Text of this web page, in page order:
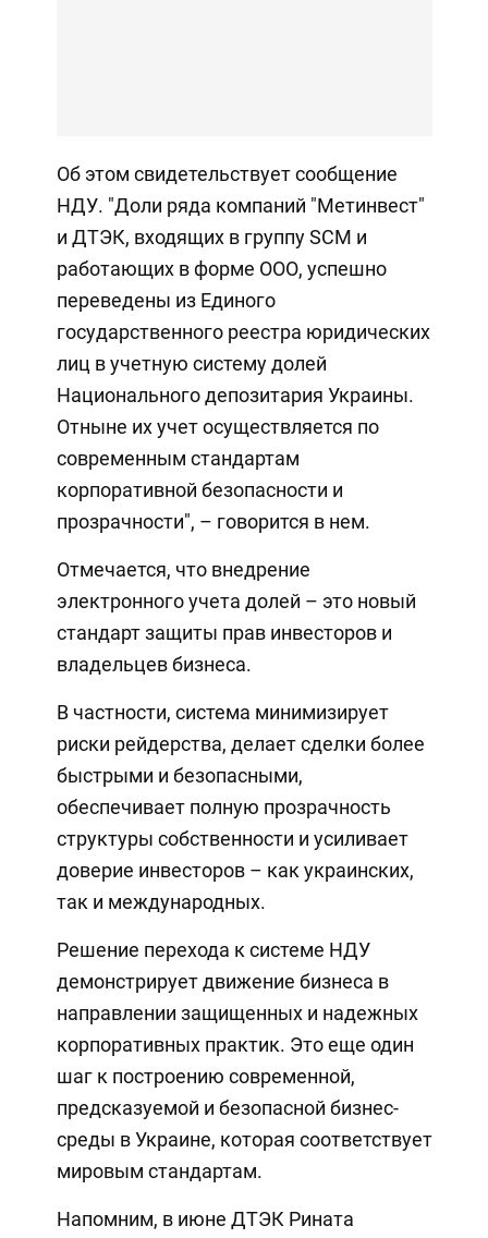
Об этом свидетельствует сообщение
НДУ. "Доли ряда компаний "Метинвест"
и ДТЭК, входящих в группу SCM и
работающих в форме ООО, успешно
переведены из Единого
государственного реестра юридических
лиц в учетную систему долей
Национального депозитария Украины.
Отныне их учет осуществляется по
современным стандартам
корпоративной безопасности и
прозрачности", – говорится в нем.
Отмечается, что внедрение
электронного учета долей – это новый
стандарт защиты прав инвесторов и
владельцев бизнеса.
В частности, система минимизирует
риски рейдерства, делает сделки более
быстрыми и безопасными,
обеспечивает полную прозрачность
структуры собственности и усиливает
доверие инвесторов – как украинских,
так и международных.
Решение перехода к системе НДУ
демонстрирует движение бизнеса в
направлении защищенных и надежных
корпоративных практик. Это еще один
шаг к построению современной,
предсказуемой и безопасной бизнес-
среды в Украине, которая соответствует
мировым стандартам.
Напомним, в июне ДТЭК Рината